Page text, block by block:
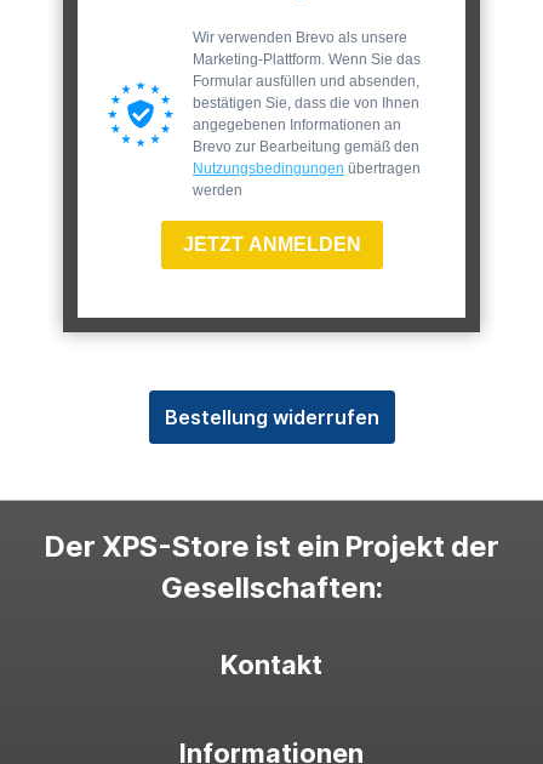
Wir verwenden Brevo als unsere
Marketing-Plattform. Wenn Sie das
Formular ausfüllen und absenden,
bestätigen Sie, dass die von Ihnen
angegebenen Informationen an
Brevo zur Bearbeitung gemäß den
Nutzungsbedingungen übertragen
werden
JETZT ANMELDEN
Bestellung widerrufen
Der XPS-Store ist ein Projekt der
Gesellschaften:
Kontakt
Informationen